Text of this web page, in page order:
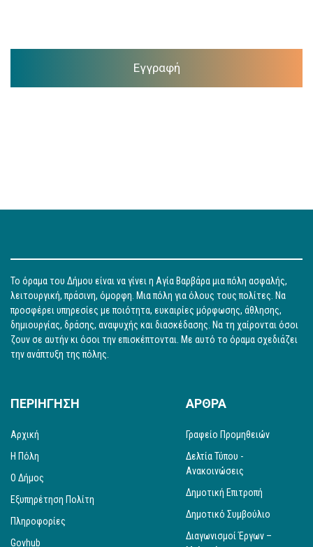
Εγγραφή
Το όραμα του Δήμου είναι να γίνει η Αγία Βαρβάρα μια πόλη ασφαλής,
λειτουργική, πράσινη, όμορφη. Μια πόλη για όλους τους πολίτες. Να
προσφέρει υπηρεσίες με ποιότητα, ευκαιρίες μόρφωσης, άθλησης,
δημιουργίας, δράσης, αναψυχής και διασκέδασης. Να τη χαίρονται όσοι
ζουν σε αυτήν κι όσοι την επισκέπτονται. Με αυτό το όραμα σχεδιάζει
την ανάπτυξη της πόλης.
ΠΕΡΙΗΓΗΣΗ
Αρχική
Η Πόλη
Ο Δήμος
Εξυπηρέτηση Πολίτη
Πληροφορίες
Govhub
ΑΡΘΡΑ
Γραφείο Προμηθειών
Δελτία Τύπου -
Ανακοινώσεις
Δημοτική Επιτροπή
Δημοτικό Συμβούλιο
Διαγωνισμοί Έργων –